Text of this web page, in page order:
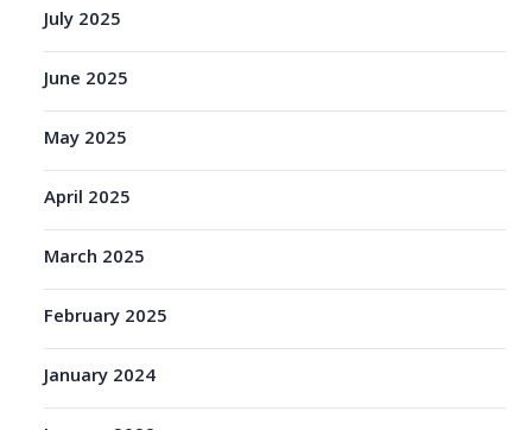
July 2025
June 2025
May 2025
April 2025
March 2025
February 2025
January 2024